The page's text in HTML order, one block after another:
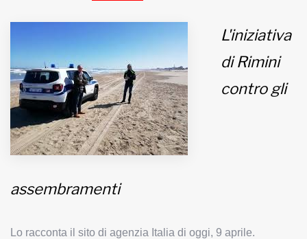
MUNICIPI
Inviateci le vostre segnalazioni
Iscriviti alla newsletter
www.viveremilano.info
Bernardis
L'iniziativa
di Rimini
contro gli
assembramenti
Lo racconta il sito di agenzia Italia di oggi, 9 aprile.